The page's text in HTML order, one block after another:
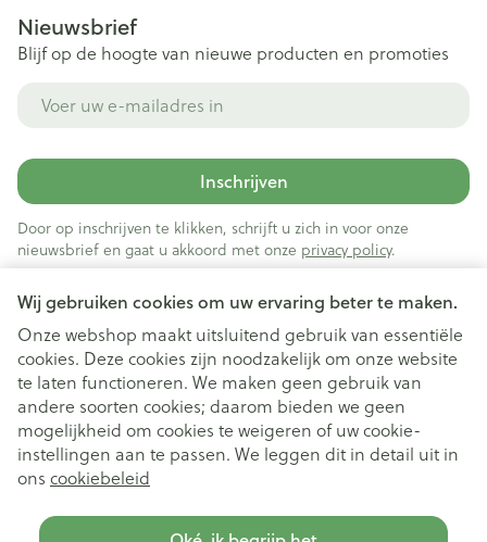
Wij gebruiken cookies om uw ervaring beter te maken.
Onze webshop maakt uitsluitend gebruik van essentiële
cookies. Deze cookies zijn noodzakelijk om onze website
te laten functioneren. We maken geen gebruik van
andere soorten cookies; daarom bieden we geen
mogelijkheid om cookies te weigeren of uw cookie-
instellingen aan te passen. We leggen dit in detail uit in
ons cookiebeleid
Nieuwsbrief
Blijf op de hoogte van nieuwe producten en promoties
Inschrijven
Door op inschrijven te klikken, schrijft u zich in voor onze
nieuwsbrief en gaat u akkoord met onze privacy policy.
Juridische links